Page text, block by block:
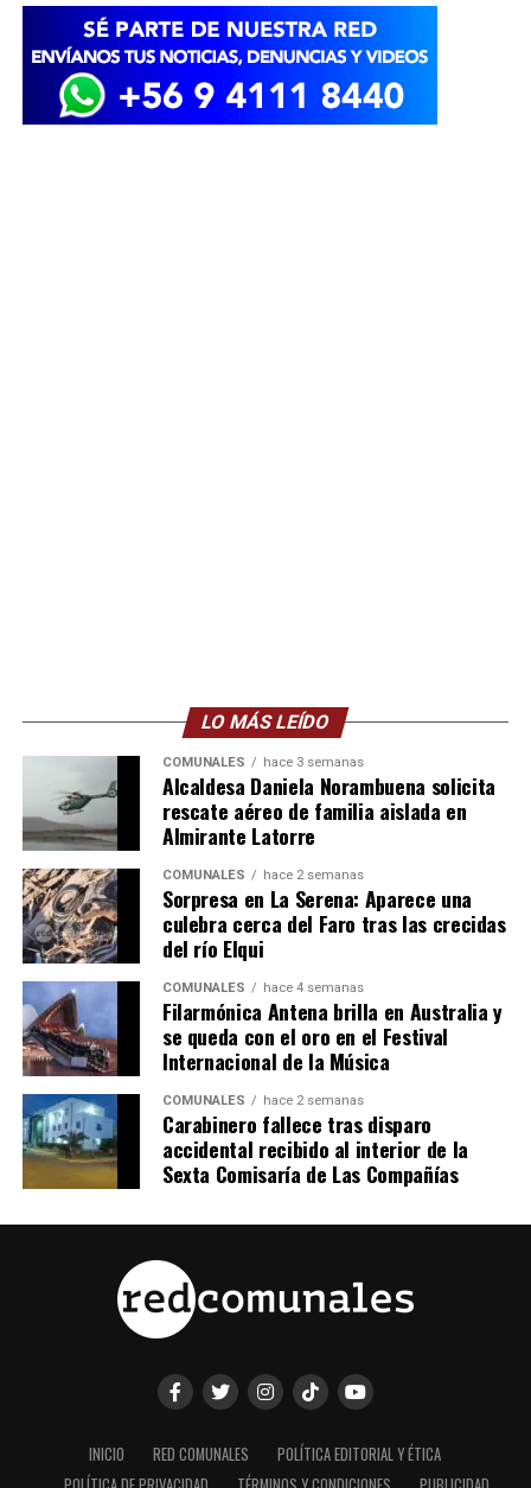
LO MÁS LEÍDO
COMUNALES hace 3 semanas
Alcaldesa Daniela Norambuena solicita
rescate aéreo de familia aislada en
Almirante Latorre
COMUNALES hace 2 semanas
Sorpresa en La Serena: Aparece una
culebra cerca del Faro tras las crecidas
del río Elqui
COMUNALES hace 4 semanas
Filarmónica Antena brilla en Australia y
se queda con el oro en el Festival
Internacional de la Música
COMUNALES hace 2 semanas
Carabinero fallece tras disparo
accidental recibido al interior de la
Sexta Comisaría de Las Compañías
INICIO RED COMUNALES
POLÍTICA EDITORIAL Y ÉTICA